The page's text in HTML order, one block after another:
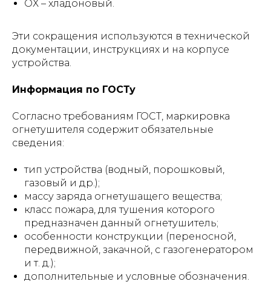
ОХ – хладоновый.
Эти сокращения используются в технической
документации, инструкциях и на корпусе
устройства.
Информация по ГОСТу
Согласно требованиям ГОСТ, маркировка
огнетушителя содержит обязательные
сведения:
тип устройства (водный, порошковый,
газовый и др.);
массу заряда огнетушащего вещества;
класс пожара, для тушения которого
предназначен данный огнетушитель;
особенности конструкции (переносной,
передвижной, закачной, с газогенератором
и т. д.);
дополнительные и условные обозначения.